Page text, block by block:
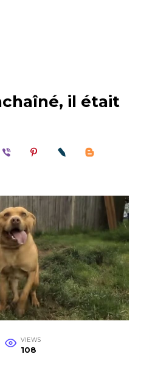
il était
VIEWS
108